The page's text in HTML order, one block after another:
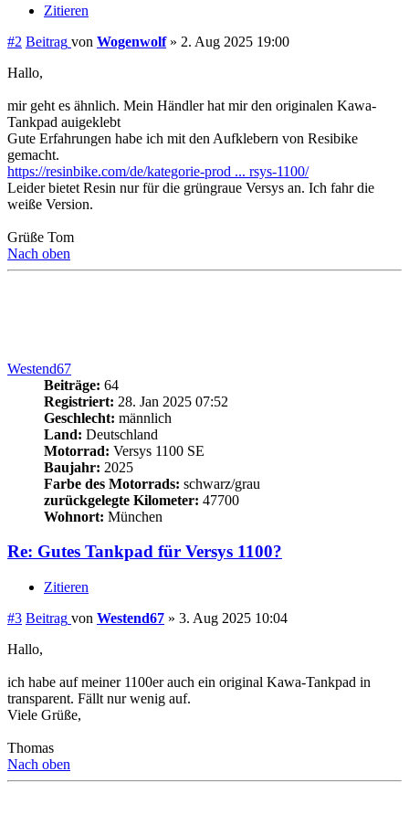
Tankpad auigeklebt
Gute Erfahrungen habe ich mit den Aufklebern von Resibike
gemacht.
https://resinbike.com/de/kategorie-prod ... rsys-1100/
Leider bietet Resin nur für die grüngraue Versys an. Ich fahr die
weiße Version.
Nach oben
Land:
Motorrad:Versys 1100 SE
Baujahr: 2025
Farbe des Motorrads:schwarz/grau
zurückgelegte Kilometer:
Wohnort:München
Re: Gutes Tankpad für Versys 1100?
Zitieren
#3 Beitrag vonWestend67»3. Aug 2025 10:04
ich habe auf meiner 1100er auch ein original Kawa-Tankpad in
transparent. Fällt nur wenig auf.
Viele Grüße,
Thomas
Nach oben
Westend67
Beiträge:
Registriert:28. Jan 2025 07:52